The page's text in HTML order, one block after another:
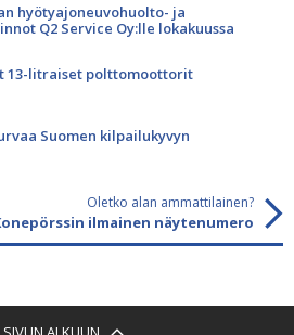
hyötyajoneuvohuolto- ja
Q2 Service Oy:lle lokakuussa
13-litraiset polttomoottorit
Suomen kilpailukyvyn
Oletko alan ammattilainen?
ilmainen näytenumero